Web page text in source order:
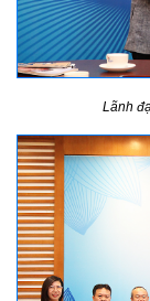
Lãnh